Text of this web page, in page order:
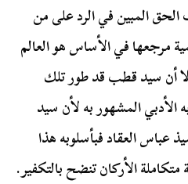
المبين في الرد على من
مرجعها في الأساس هو العالم
أن سيد قطب قد طور تلك
الأدبي المشهور به لأن سيد
العقاد فبأسلوبه هذا
الأركان تنضح بالتكفير.